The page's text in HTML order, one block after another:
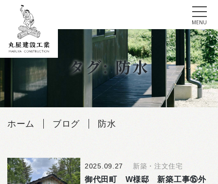
Skip
content
MENU
タグ: 防水
ホーム ブログ 防水
2025.09.27 新築・注文住宅
御代田町 W様邸 新築工事⑮外